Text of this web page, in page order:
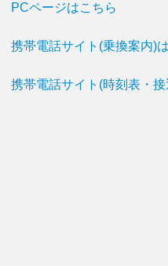
PCページはこちら
携帯電話サイト(乗換案内)
携帯電話サイト(時刻表・